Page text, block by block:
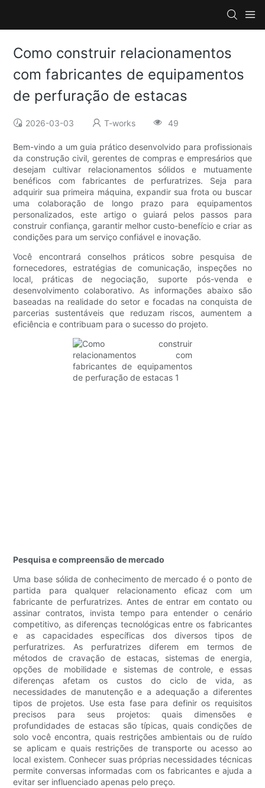
Como construir relacionamentos
com fabricantes de equipamentos
de perfuração de estacas
2026-03-03 T-works 49
Bem-vindo a um guia prático desenvolvido para profissionais
da construção civil, gerentes de compras e empresários que
desejam cultivar relacionamentos sólidos e mutuamente
benéficos com fabricantes de perfuratrizes. Seja para
adquirir sua primeira máquina, expandir sua frota ou buscar
uma colaboração de longo prazo para equipamentos
personalizados, este artigo o guiará pelos passos para
construir confiança, garantir melhor custo-benefício e criar as
condições para um serviço confiável e inovação.
Você encontrará conselhos práticos sobre pesquisa de
fornecedores, estratégias de comunicação, inspeções no
local, práticas de negociação, suporte pós-venda e
desenvolvimento colaborativo. As informações abaixo são
baseadas na realidade do setor e focadas na conquista de
parcerias sustentáveis ​​que reduzam riscos, aumentem a
eficiência e contribuam para o sucesso do projeto.
Pesquisa e compreensão de mercado
Uma base sólida de conhecimento de mercado é o ponto de
partida para qualquer relacionamento eficaz com um
fabricante de perfuratrizes. Antes de entrar em contato ou
assinar contratos, invista tempo para entender o cenário
competitivo, as diferenças tecnológicas entre os fabricantes
e as capacidades específicas dos diversos tipos de
perfuratrizes. As perfuratrizes diferem em termos de
métodos de cravação de estacas, sistemas de energia,
opções de mobilidade e sistemas de controle, e essas
diferenças afetam os custos do ciclo de vida, as
necessidades de manutenção e a adequação a diferentes
tipos de projetos. Use esta fase para definir os requisitos
precisos para seus projetos: quais dimensões e
profundidades de estacas são típicas, quais condições de
solo você encontra, quais restrições ambientais ou de ruído
se aplicam e quais restrições de transporte ou acesso ao
local existem. Conhecer suas próprias necessidades técnicas
permite conversas informadas com os fabricantes e ajuda a
evitar ser influenciado apenas pelo preço.